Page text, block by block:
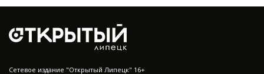
Cетевое издание "Открытый Липецк" 16+